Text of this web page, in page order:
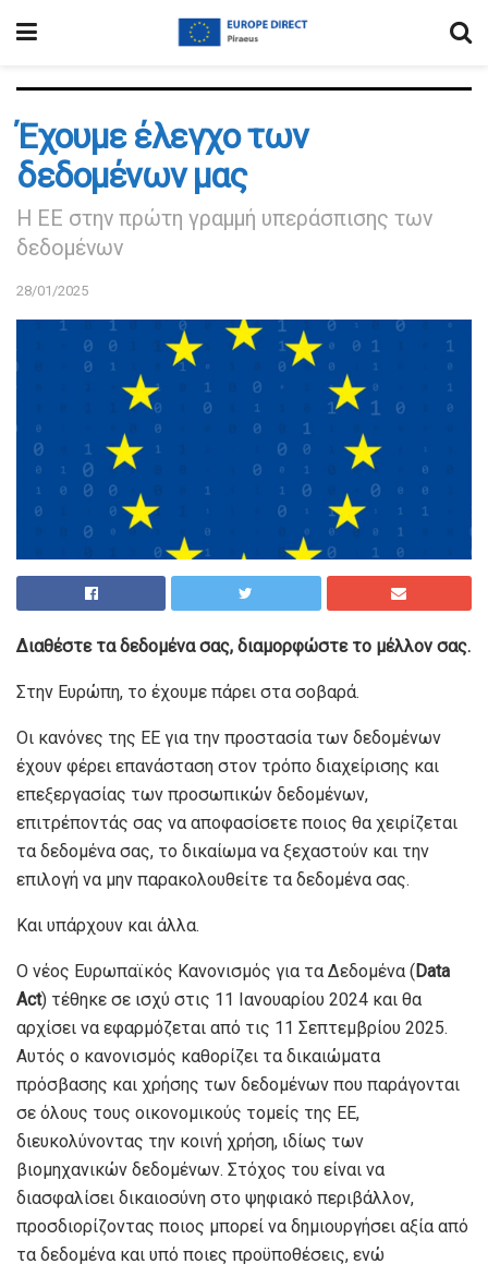
Έχουμε έλεγχο των
δεδομένων μας
Η ΕΕ στην πρώτη γραμμή υπεράσπισης των
δεδομένων
28/01/2025
Διαθέστε τα δεδομένα σας, διαμορφώστε το μέλλον σας.
Στην Ευρώπη, το έχουμε πάρει στα σοβαρά.
Οι κανόνες της ΕΕ για την προστασία των δεδομένων
έχουν φέρει επανάσταση στον τρόπο διαχείρισης και
επεξεργασίας των προσωπικών δεδομένων,
επιτρέποντάς σας να αποφασίσετε ποιος θα χειρίζεται
τα δεδομένα σας, το δικαίωμα να ξεχαστούν και την
επιλογή να μην παρακολουθείτε τα δεδομένα σας.
Και υπάρχουν και άλλα.
Ο νέος Ευρωπαϊκός Κανονισμός για τα Δεδομένα ( Data
Act) τέθηκε σε ισχύ στις 11 Ιανουαρίου 2024 και θα
αρχίσει να εφαρμόζεται από τις 11 Σεπτεμβρίου 2025.
Αυτός ο κανονισμός καθορίζει τα δικαιώματα
πρόσβασης και χρήσης των δεδομένων που παράγονται
σε όλους τους οικονομικούς τομείς της ΕΕ,
διευκολύνοντας την κοινή χρήση, ιδίως των
βιομηχανικών δεδομένων. Στόχος του είναι να
διασφαλίσει δικαιοσύνη στο ψηφιακό περιβάλλον,
προσδιορίζοντας ποιος μπορεί να δημιουργήσει αξία από
τα δεδομένα και υπό ποιες προϋποθέσεις, ενώ